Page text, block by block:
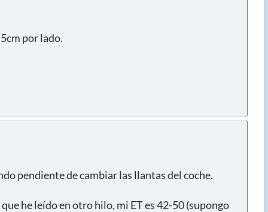
por lado.
pendiente de cambiar las llantas del coche.
he leído en otro hilo, mi ET es 42-50 (supongo